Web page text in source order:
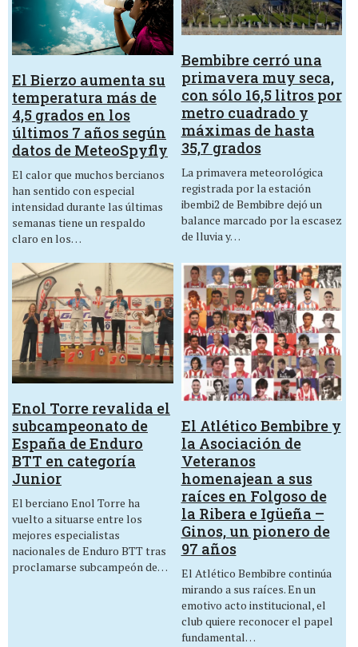
El Bierzo aumenta su
temperatura más de
4,5 grados en los
últimos 7 años según
datos de MeteoSpyfly
El calor que muchos bercianos
han sentido con especial
intensidad durante las últimas
semanas tiene un respaldo
claro en los…
Bembibre cerró una
primavera muy seca,
con sólo 16,5 litros por
metro cuadrado y
máximas de hasta
35,7 grados
La primavera meteorológica
registrada por la estación
ibembi2 de Bembibre dejó un
balance marcado por la escasez
de lluvia y…
Enol Torre revalida el
subcampeonato de
España de Enduro
BTT en categoría
Junior
El berciano Enol Torre ha
vuelto a situarse entre los
mejores especialistas
nacionales de Enduro BTT tras
proclamarse subcampeón de…
El Atlético Bembibre y
la Asociación de
Veteranos
homenajean a sus
raíces en Folgoso de
la Ribera e Igüeña –
Ginos, un pionero de
97 años
El Atlético Bembibre continúa
mirando a sus raíces. En un
emotivo acto institucional, el
club quiere reconocer el papel
fundamental…